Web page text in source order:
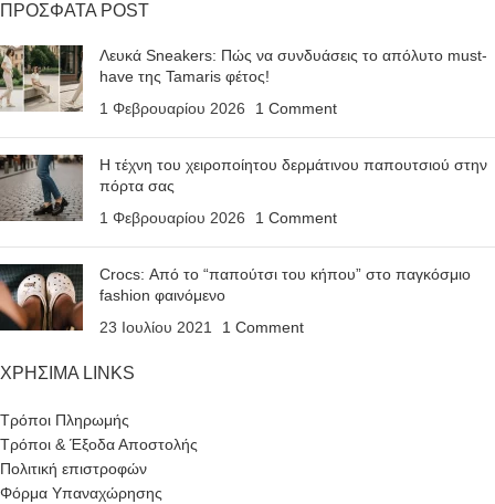
ΠΡΟΣΦΑΤΑ POST
Λευκά Sneakers: Πώς να συνδυάσεις το απόλυτο must-
have της Tamaris φέτος!
1 Φεβρουαρίου 2026
1 Comment
Η τέχνη του χειροποίητου δερμάτινου παπουτσιού στην
πόρτα σας
1 Φεβρουαρίου 2026
1 Comment
Crocs: Από το “παπούτσι του κήπου” στο παγκόσμιο
fashion φαινόμενο
23 Ιουλίου 2021
1 Comment
ΧΡΗΣΙΜΑ LINKS
Τρόποι Πληρωμής
Τρόποι & Έξοδα Αποστολής
Πολιτική επιστροφών
Φόρμα Υπαναχώρησης